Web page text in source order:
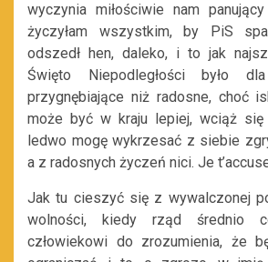
wyczynia miłościwie nam
życzyłam wszystkim, by PiS
odszedł hen, daleko, i to jak
Święto Niepodległości było
przygnębiające niż radosne, choć
może być w kraju lepiej, wciąż się
ledwo mogę wykrzesać z siebie
a z radosnych życzeń nici. Je
Jak tu cieszyć się z wywalczonej
wolności, kiedy rząd średnio
człowiekowi do zrozumienia, że